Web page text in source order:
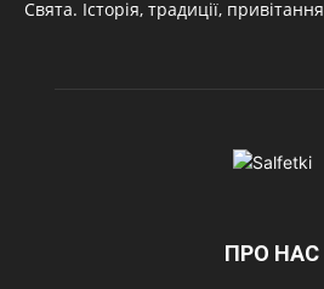
Свята. Історія, традиції, привітання
ПРО НАС